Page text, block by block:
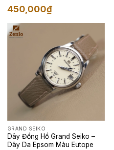
450,000₫
GRAND SEIKO
Dây Đồng Hồ Grand Seiko –
Dây Da Epsom Màu Eutope